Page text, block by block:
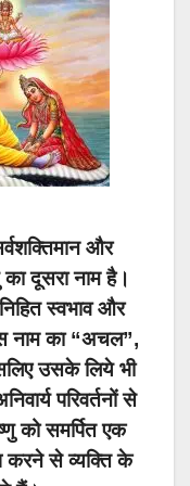
और
दूसरा नाम है।
स्वभाव और
नाम का “अचल”,
उसके लिये भी
परिवर्तनों से
को समर्पित एक
करने से व्यक्ति के